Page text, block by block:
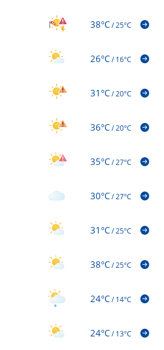
38°C/25°C
26°C/16°C
31°C/20°C
36°C/20°C
35°C/27°C
30°C/27°C
31°C/25°C
38°C/25°C
24°C/14°C
24°C/13°C